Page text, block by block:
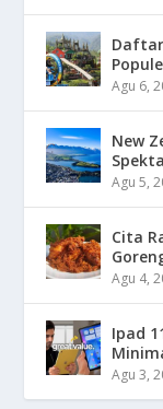
Agu 6,
New
Agu 5,
Cita
Agu 4,
Ipad
Agu 3,